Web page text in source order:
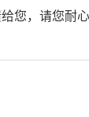
您，请您耐心